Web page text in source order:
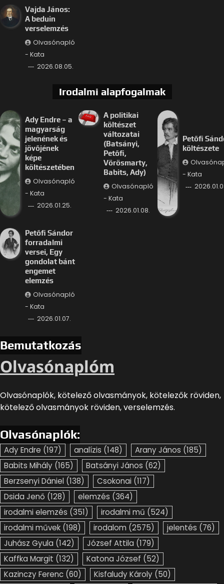
Vajda János:
A beduin
verselemzés
Olvasónapló
- Kata
2026.08.05.
Irodalmi alapfogalmak
Ady Endre – a
magyarság
jelenének és
jövőjének
képe
költészetében
Olvasónapló
- Kata
2026.01.25.
A politikai
költészet
változatai
(Batsányi,
Petőfi,
Vörösmarty,
Babits, Ady)
Olvasónapló
- Kata
2026.01.08.
Petőfi
költészete
- Kata
Petőfi Sándor
forradalmi
versei, Egy
gondolat bánt
engemet
elemzés
Olvasónapló
- Kata
2026.01.07.
Bemutatkozás
Olvasónaplóm
Olvasónaplók, kötelező olvasmányok, kötelezők röviden,
kötelező olvasmányok röviden, verselemzés.
Olvasónaplók:
Ady Endre (197) analízis (148) Arany János (185)
Babits Mihály (165) Batsányi János (62)
Berzsenyi Dániel (138) Csokonai (117)
Dsida Jenő (128) elemzés (364)
irodalmi elemzés (351) irodalmi mű (524)
irodalmi művek (198) irodalom (2575) jelentés (76)
Juhász Gyula (142) József Attila (179)
Kaffka Margit (132) Katona József (52)
Kazinczy Ferenc (60) Kisfaludy Károly (50)